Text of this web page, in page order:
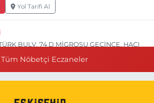
Yol Tarifi Al
BULV. 74 D MİGROSU GEÇİNCE, HACI
Tüm Nöbetçi Eczaneler